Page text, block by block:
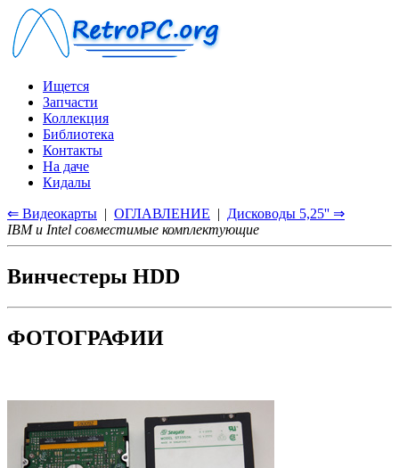
Ищется
Запчасти
Коллекция
Библиотека
Контакты
На даче
Кидалы
⇐ Видеокарты | ОГЛАВЛЕНИЕ | Дисководы 5,25'' ⇒
IBM и Intel совместимые комплектующие
Винчестеры HDD
ФОТОГРАФИИ